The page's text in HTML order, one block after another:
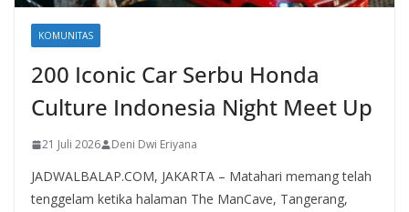
KOMUNITAS
200 Iconic Car Serbu Honda
Culture Indonesia Night Meet Up
21 Juli 2026 Deni Dwi Eriyana
JADWALBALAP.COM, JAKARTA – Matahari memang telah
tenggelam ketika halaman The ManCave, Tangerang,